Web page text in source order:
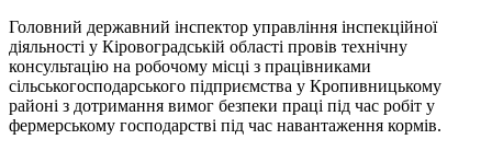
Головний державний інспектор управління інспекційної
діяльності у Кіровоградській області провів технічну
консультацію на робочому місці з працівниками
сільськогосподарського підприємства у Кропивницькому
районі з дотримання вимог безпеки праці під час робіт у
фермерському господарстві під час навантаження кормів.